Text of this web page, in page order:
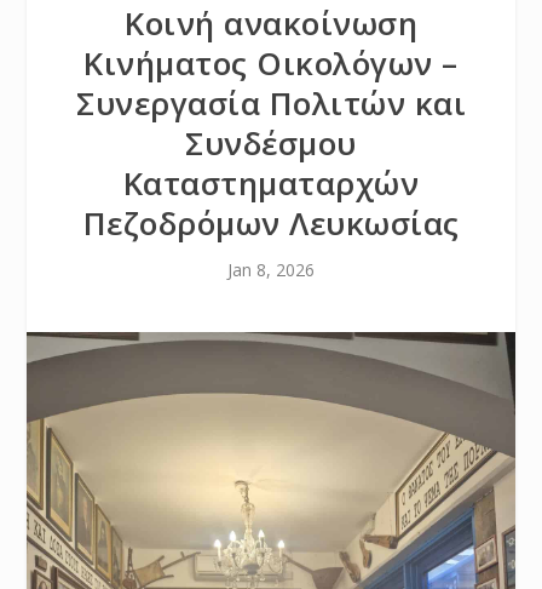
Κοινή ανακοίνωση
Κινήματος Οικολόγων –
Συνεργασία Πολιτών και
Συνδέσμου
Καταστηματαρχών
Πεζοδρόμων Λευκωσίας
Jan 8, 2026